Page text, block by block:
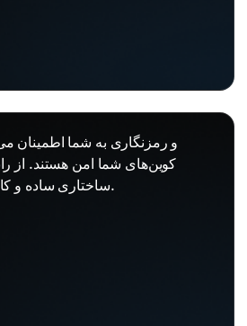
کوین‌های شما امن هستند. از
ساختاری ساده و کاملاً قابل‌فهم لذت ببرید.